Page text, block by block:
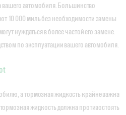
вашего автомобиля. Большинство
10 000 миль без необходимости замены
нуждаться в более частой его замене.
по эксплуатации вашего автомобиля.
а тормозная жидкость крайне важна
жидкость должна противостоять